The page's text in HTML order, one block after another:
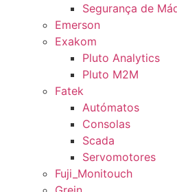
Segurança de
Emerson
Exakom
Pluto Analytics
Pluto M2M
Fatek
Autómatos
Consolas
Scada
Servomotores
Fuji_Monitouch